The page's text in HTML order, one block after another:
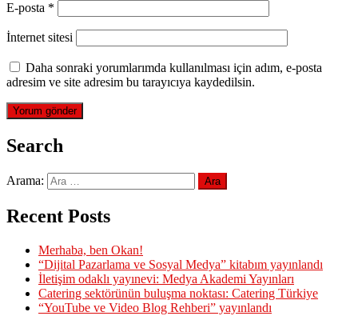
E-posta *
İnternet sitesi
Daha sonraki yorumlarımda kullanılması için adım, e-posta
adresim ve site adresim bu tarayıcıya kaydedilsin.
Search
Arama:
Recent Posts
Merhaba, ben Okan!
“Dijital Pazarlama ve Sosyal Medya” kitabım yayınlandı
İletişim odaklı yayınevi: Medya Akademi Yayınları
Catering sektörünün buluşma noktası: Catering Türkiye
“YouTube ve Video Blog Rehberi” yayınlandı